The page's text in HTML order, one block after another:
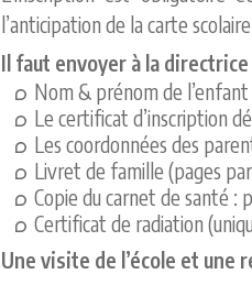
l’anticipation de la carte
Il faut envoyer à la
Nom & prénom de
Le certificat d’inscription
Les coordonnées des
Livret de famille (pages
Copie du carnet de santé :
Certificat de radiation
Une visite de l’école et une